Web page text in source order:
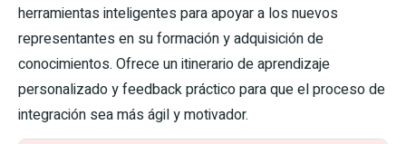
herramientas inteligentes para apoyar a los nuevos
representantes en su formación y adquisición de
conocimientos. Ofrece un itinerario de aprendizaje
personalizado y feedback práctico para que el proceso de
integración sea más ágil y motivador.